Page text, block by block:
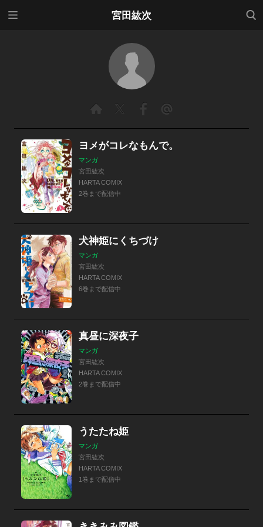
宮田紘次
検索
ヨメがコレなもんで。
マンガ
宮田紘次
HARTA COMIX
2巻まで配信中
犬神姫にくちづけ
マンガ
宮田紘次
HARTA COMIX
6巻まで配信中
真昼に深夜子
マンガ
宮田紘次
HARTA COMIX
2巻まで配信中
うたたね姫
マンガ
宮田紘次
HARTA COMIX
1巻まで配信中